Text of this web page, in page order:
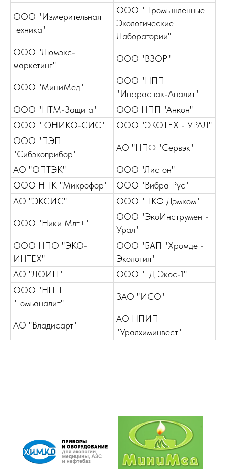
ООО "Измерительная
техника"
ООО "Промышленные
Экологические
Лаборатории"
ООО "Люмэкс-
маркетинг"
ООО "ВЗОР"
ООО "МиниМед"
ООО "НПП
"Инфраспак-Аналит"
ООО "НТМ-Защита"
ООО НПП "Анкон"
ООО "ЮНИКО-СИС"
ООО "ЭКОТЕХ - УРАЛ"
ООО "ПЭП
"Сибэкоприбор"
АО "НПФ "Сервэк"
АО "ОПТЭК"
ООО "Листон"
ООО НПК "Микрофор"
ООО "Вибра Рус"
АО "ЭКСИС"
ООО "ПКФ Дэмком"
ООО "Ники Млт+"
ООО "ЭкоИнструмент-
Урал"
ООО НПО "ЭКО-
ИНТЕХ"
ООО "БАП "Хромдет-
Экология"
АО "ЛОИП"
ООО "ТД Экос-1"
ООО "НПП
"Томьаналит"
ЗАО "ИСО"
АО "Владисарт"
АО НПИП
"Уралхиминвест"